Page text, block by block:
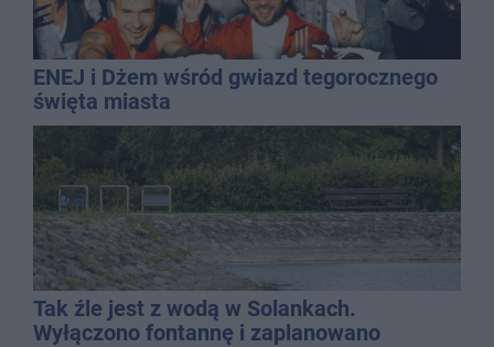
ENEJ i Dżem wśród gwiazd tegorocznego
święta miasta
Tak źle jest z wodą w Solankach.
Wyłączono fontannę i zaplanowano